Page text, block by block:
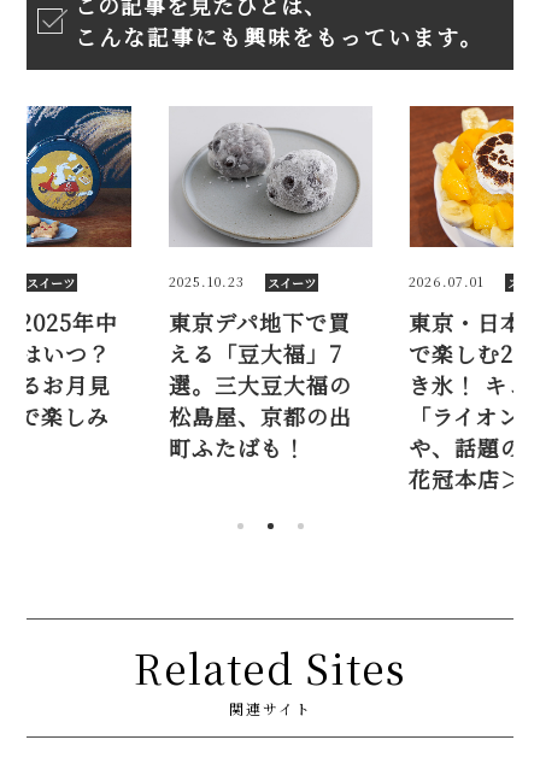
こんな記事にも興味をもっています。
スイーツ
地下で買
大福」7
豆大福の
京都の出
2026.07.01 スイーツ
東京・日本橋三越
で楽しむ2026年か
き氷！ キュートな
「ライオンかき氷」
や、話題の＜茶屋
2025.09.07 スイ
【三越】
秋の名月は
可愛すぎる
スイーツで
たい♡
Related Sites
関連サイト